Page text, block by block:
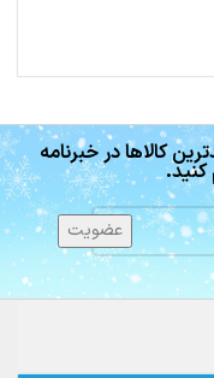
کالاها در خبرنامه
کنید.